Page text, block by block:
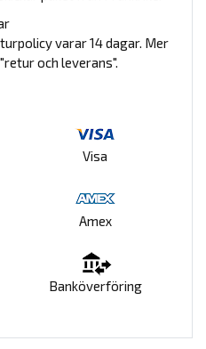
varar 14 dagar. Mer
och leverans".
Visa
Amex
Banköverföring